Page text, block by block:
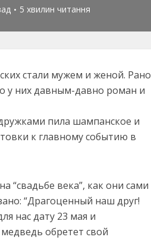
5 хвилин читання
стали мужем и женой. Рано
у них давным-давно роман и
пила шампанское и
к главному событию в
“свадьбе века”, как они сами
“Драгоценный наш друг!
нас дату 23 мая и
обретет свой